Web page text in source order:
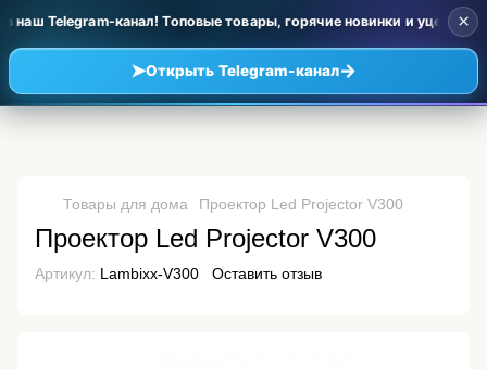
Telegram-канал! Топовые товары, горячие новинки и уценка
➤Открыть Telegram-канал→
×
Товары для дома Проектор Led Projector V300
Проектор Led Projector V300
Артикул: Lambixx-V300 Оставить отзыв